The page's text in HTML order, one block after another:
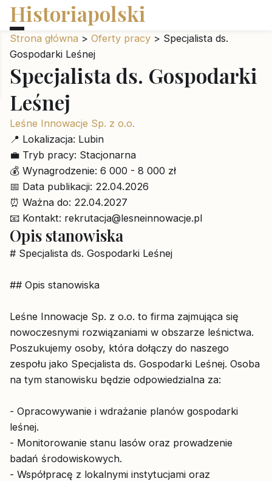
Historiapolski
Strona główna > Oferty pracy > Specjalista ds.
Gospodarki Leśnej
Specjalista ds. Gospodarki
Leśnej
Leśne Innowacje Sp. z o.o.
📍 Lokalizacja: Lubin
💼 Tryb pracy: Stacjonarna
💰 Wynagrodzenie: 6 000 - 8 000 zł
📅 Data publikacji: 22.04.2026
⏰ Ważna do: 22.04.2027
📧 Kontakt: rekrutacja@lesneinnowacje.pl
Opis stanowiska
# Specjalista ds. Gospodarki Leśnej
## Opis stanowiska
Leśne Innowacje Sp. z o.o. to firma zajmująca się
nowoczesnymi rozwiązaniami w obszarze leśnictwa.
Poszukujemy osoby, która dołączy do naszego
zespołu jako Specjalista ds. Gospodarki Leśnej. Osoba
na tym stanowisku będzie odpowiedzialna za:
- Opracowywanie i wdrażanie planów gospodarki
leśnej.
- Monitorowanie stanu lasów oraz prowadzenie
badań środowiskowych.
- Współpracę z lokalnymi instytucjami oraz